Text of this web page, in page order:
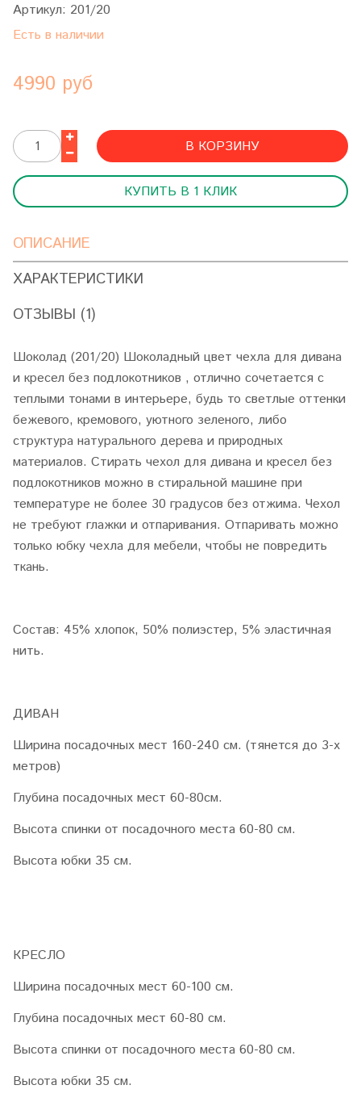
Артикул: 201/20
Есть в наличии
4990 руб
В КОРЗИНУ
КУПИТЬ В 1 КЛИК
ОПИСАНИЕ
ХАРАКТЕРИСТИКИ
ОТЗЫВЫ (1)
Шоколад (201/20) Шоколадный цвет чехла для дивана
и кресел без подлокотников , отлично сочетается с
теплыми тонами в интерьере, будь то светлые оттенки
бежевого, кремового, уютного зеленого, либо
структура натурального дерева и природных
материалов. Стирать чехол для дивана и кресел без
подлокотников можно в стиральной машине при
температуре не более 30 градусов без отжима. Чехол
не требуют глажки и отпаривания. Отпаривать можно
только юбку чехла для мебели, чтобы не повредить
ткань.
Состав: 45% хлопок, 50% полиэстер, 5% эластичная
нить.
ДИВАН
Ширина посадочных мест 160-240 см. (тянется до 3-х
метров)
Глубина посадочных мест 60-80см.
Высота спинки от посадочного места 60-80 см.
Высота юбки 35 см.
КРЕСЛО
Ширина посадочных мест 60-100 см.
Глубина посадочных мест 60-80 см.
Высота спинки от посадочного места 60-80 см.
Высота юбки 35 см.